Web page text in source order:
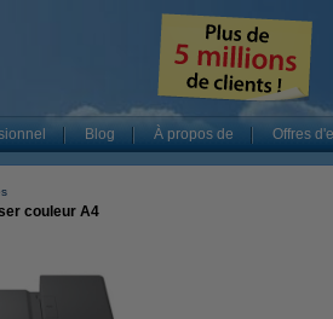
Blog À propos de Offres
couleur A4